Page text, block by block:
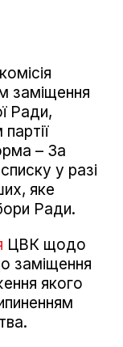
заміщення
Ради,
– За
у разі
яке
Ради.
ЦВК щодо
заміщення
якого